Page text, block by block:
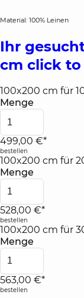
Material: 100% Leinen
Ihr
cm click
100x200 cm für
Menge
499,00 €*
bestellen
100x200 cm für
Menge
528,00 €*
bestellen
100x200 cm für
Menge
563,00 €*
bestellen